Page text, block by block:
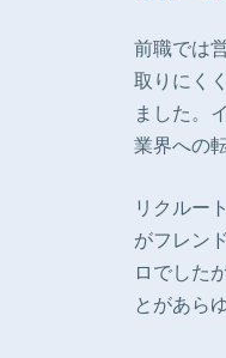
前職では
取りにく
ました。
業界への
リクルー
がフレン
ロでした
とがあら